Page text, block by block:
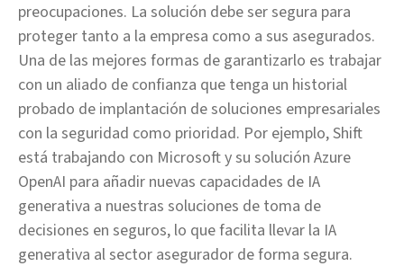
preocupaciones. La solución debe ser segura para
proteger tanto a la empresa como a sus asegurados.
Una de las mejores formas de garantizarlo es trabajar
con un aliado de confianza que tenga un historial
probado de implantación de soluciones empresariales
con la seguridad como prioridad. Por ejemplo, Shift
está trabajando con Microsoft y su solución Azure
OpenAI para añadir nuevas capacidades de IA
generativa a nuestras soluciones de toma de
decisiones en seguros, lo que facilita llevar la IA
generativa al sector asegurador de forma segura.